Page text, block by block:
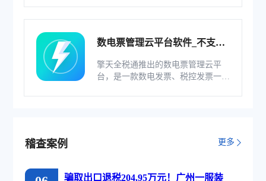
数电票管理云平台软件_不支持
擎天全税通推出的数电票管理云平
台，是一款数电发票、税控发票一体
稽查案例 更多
骗取出口退税204.95万元！广州一服装